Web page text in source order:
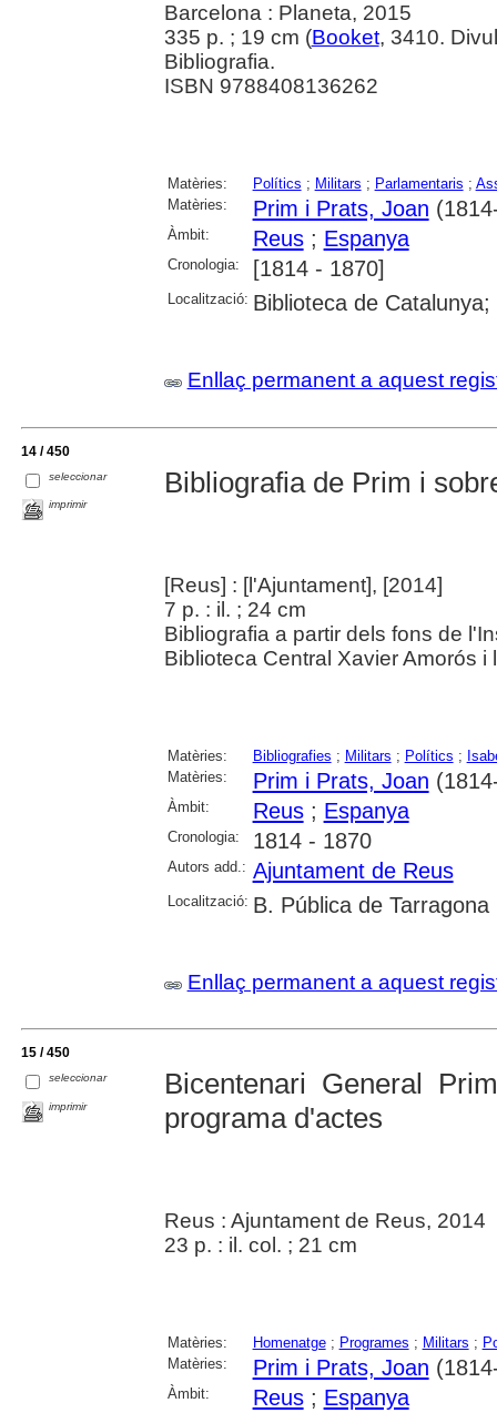
Barcelona : Planeta, 2015
335 p. ; 19 cm (Booket, 3410.
Bibliografia.
ISBN 9788408136262
Matèries: Polítics ; Militars ; Parlamentaris ;
Matèries:
Prim i Prats, Joan
Àmbit: Reus; Espanya
Cronologia: [1814 - 1870]
Localització: Biblioteca de
Enllaç permanent a aquest
14 / 450
seleccionar
imprimir
Bibliografia de Prim i
[Reus] : [l'Ajuntament], [2014]
7 p. : il. ; 24 cm
Bibliografia a partir dels fons de
Biblioteca Central Xavier Amorós
Matèries: Bibliografies ; Militars ; Polítics ;
Matèries:
Prim i Prats, Joan
Àmbit: Reus; Espanya
Cronologia: 1814 - 1870
Autors add.: Ajuntament de Reus
Localització: B. Pública de Tarragona
Enllaç permanent a aquest
15 / 450
seleccionar
imprimir
Bicentenari General
programa d'actes
Reus : Ajuntament de Reus, 2014
23 p. : il. col. ; 21 cm
Matèries: Homenatge; Programes ; Militars ;
Matèries:
Prim i Prats, Joan
Àmbit: Reus; Espanya